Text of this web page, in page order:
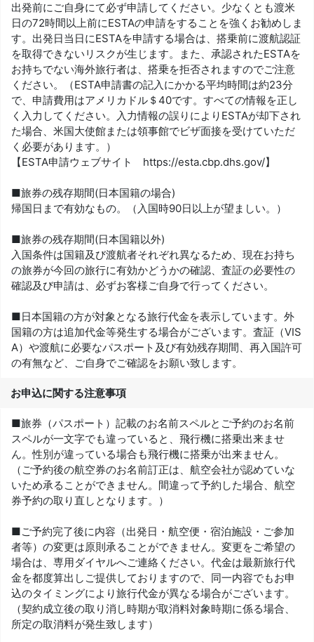
出発前にご自身にて必ず申請してください。少なくとも渡米
日の72時間以上前にESTAの申請をすることを強くお勧めしま
す。出発日当日にESTAを申請する場合は、搭乗前に渡航認証
を取得できないリスクが生じます。また、承認されたESTAを
お持ちでない海外旅行者は、搭乗を拒否されますのでご注意
ください。（ESTA申請書の記入にかかる平均時間は約23分
で、申請費用はアメリカドル＄40です。すべての情報を正し
く入力してください。入力情報の誤りによりESTAが却下され
た場合、米国大使館または領事館でビザ面接を受けていただ
く必要があります。）
【ESTA申請ウェブサイト https://esta.cbp.dhs.gov/】
■旅券の残存期間(日本国籍の場合)
帰国日まで有効なもの。（入国時90日以上が望ましい。）
■旅券の残存期間(日本国籍以外)
入国条件は国籍及び渡航者それぞれ異なるため、現在お持ち
の旅券が今回の旅行に有効かどうかの確認、査証の必要性の
確認及び申請は、必ずお客様ご自身で行ってください。
■日本国籍の方が対象となる旅行代金を表示しています。外
国籍の方は追加代金等発生する場合がございます。査証（VIS
A）や渡航に必要なパスポート及び有効残存期間、再入国許可
の有無など、ご自身でご確認をお願い致します。
お申込に関する注意事項
■旅券（パスポート）記載のお名前スペルとご予約のお名前
スペルが一文字でも違っていると、飛行機に搭乗出来ませ
ん。性別が違っている場合も飛行機に搭乗が出来ません。
（ご予約後の航空券のお名前訂正は、航空会社が認めていな
いため承ることができません。間違って予約した場合、航空
券予約の取り直しとなります。）
■ご予約完了後に内容（出発日・航空便・宿泊施設・ご参加
者等）の変更は原則承ることができません。変更をご希望の
場合は、専用ダイヤルへご連絡ください。代金は最新旅行代
金を都度算出しご提供しておりますので、同一内容でもお申
込のタイミングにより旅行代金が異なる場合がございます。
（契約成立後の取り消し時期が取消料対象時期に係る場合、
所定の取消料が発生致します）